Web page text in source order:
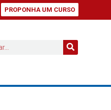
PROPONHA UM CURSO